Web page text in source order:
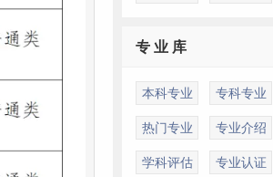
专 业 库
本科专业 专科专业
热门专业 专业介绍
学科评估 专业认证